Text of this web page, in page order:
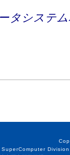
タシステ
SuperComputer